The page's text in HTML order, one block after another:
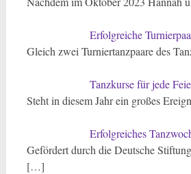
Erfolgreiche
Gleich zwei Turniertanzpaare des
Tanzkurse für jede
Steht in diesem Jahr ein großes
Erfolgreiches
Gefördert durch die Deutsche
[…]